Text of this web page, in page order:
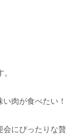
。
肉が食べたい！
会にぴったりな贅